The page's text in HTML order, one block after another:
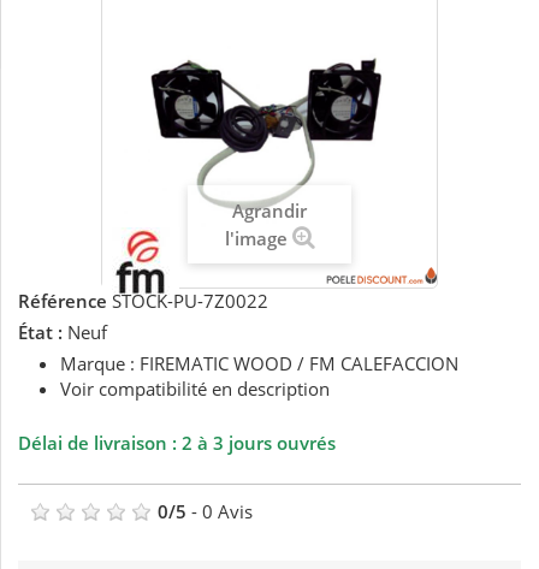
Agrandir
l'image
Référence STOCK-PU-7Z0022
État : Neuf
Marque : FIREMATIC WOOD / FM CALEFACCION
Voir compatibilité en description
Délai de livraison : 2 à 3 jours ouvrés
0/5 - 0 Avis